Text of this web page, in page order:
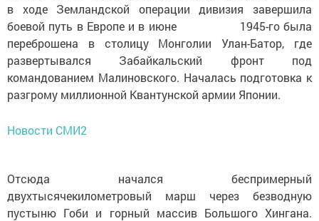
в ходе Земландской операции дивизия завершила
боевой путь в Европе и в июне 1945-го­­ была
переброшена в столицу Монголии Улан-Батор, где
развертывался Забайкальский фронт под
командованием Малиновского. Началась подготовка к
разгрому миллионной Квантунской армии Японии.
Новости СМИ2
Отсюда начался беспримерный
двухтысячекилометровый марш через безводную
пустыню Гоби и горный массив Большого Хингана.